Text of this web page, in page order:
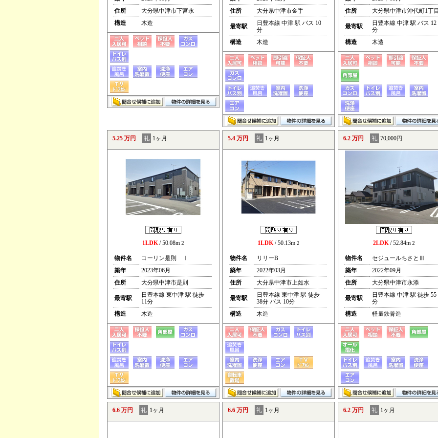
住所
大分県中津市下宮永
構造
木造
住所
大分県中津市金手
最寄駅
日豊本線 中津 駅 バス 10
分
構造
木造
住所
大分県中津市沖代町1丁
最寄駅
日豊本線 中津 駅 バス 12
分
構造
木造
5.25 万円 礼 1ヶ月
1LDK/ 50.08m 2
物件名
コーリン是則 Ⅰ
築年
2023年06月
住所
大分県中津市是則
最寄駅
日豊本線 東中津 駅 徒歩
11分
構造
木造
5.4 万円 礼 1ヶ月
1LDK/ 50.13m 2
物件名
リリーB
築年
2022年03月
住所
大分県中津市上如水
最寄駅
日豊本線 東中津 駅 徒歩
38分 バス 10分
構造
木造
6.2 万円 礼 70,000円
2LDK/ 52.84m 2
物件名
セジュールちさとⅢ
築年
2022年09月
住所
大分県中津市永添
最寄駅
日豊本線 中津 駅 徒歩 55
分
構造
軽量鉄骨造
6.6 万円 礼 1ヶ月 6.6 万円 礼 1ヶ月 6.2 万円 礼 1ヶ月